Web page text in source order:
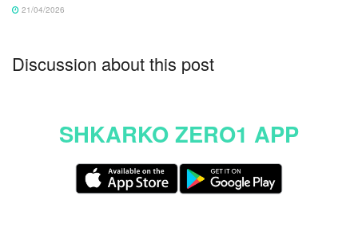
21/04/2026
Discussion about this post
SHKARKO ZERO1 APP